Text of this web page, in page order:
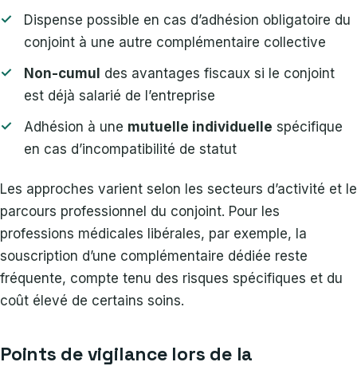
Dispense possible en cas d’adhésion obligatoire du
conjoint à une autre complémentaire collective
Non-cumul des avantages fiscaux si le conjoint
est déjà salarié de l’entreprise
Adhésion à une mutuelle individuelle spécifique
en cas d’incompatibilité de statut
Les approches varient selon les secteurs d’activité et le
parcours professionnel du conjoint. Pour les
professions médicales libérales, par exemple, la
souscription d’une complémentaire dédiée reste
fréquente, compte tenu des risques spécifiques et du
coût élevé de certains soins.
Points de vigilance lors de la